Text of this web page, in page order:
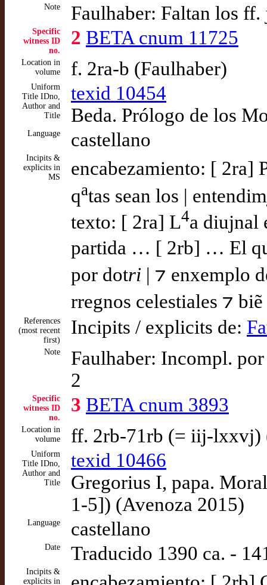
Note Faulhaber: Faltan los
Specific
witness ID
no.
2 BETA cnum 11725
Location in
volume
f. 2ra-b (Faulhaber)
Uniform
Title IDno,
Author and
Title
texid 10454
Beda. Prólogo de los
Language castellano
Incipits &
explicits in
MS
encabezamiento: [ 2ra]
qatas sean los |
texto: [ 2ra] L4a diujnal
partida … [ 2rb] … El
por dotri | ⁊ enxemplo
rregnos celestiales ⁊
References
(most recent
first)
Incipits / explicits de:
Note
Faulhaber: Incompl.
2
Specific
witness ID
no.
3 BETA cnum 3893
Location in
volume
ff. 2rb-71rb (= iij-lxxvj)
Uniform
Title IDno,
Author and
Title
texid 10466
Gregorius I, papa.
1-5]) (Avenoza 2015)
Language castellano
Date Traducido 1390 ca. -
Incipits &
explicits in